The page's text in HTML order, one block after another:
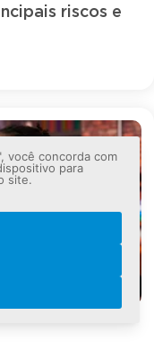
riscos e
você concorda com
para
site.